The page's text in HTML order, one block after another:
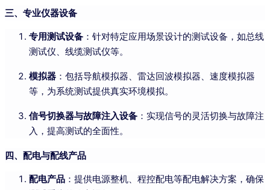
三、专业仪器设备
专用测试设备 ：针对特定应用场景设计的测试设备，如总线
测试仪、线缆测试仪等。
模拟器 ：包括导航模拟器、雷达回波模拟器、速度模拟器
等，为系统测试提供真实环境模拟。
信号切换器与故障注入设备 ：实现信号的灵活切换与故障注
入，提高测试的全面性。
四、配电与配线产品
配电产品 ：提供电源整机、程控配电等配电解决方案，确保